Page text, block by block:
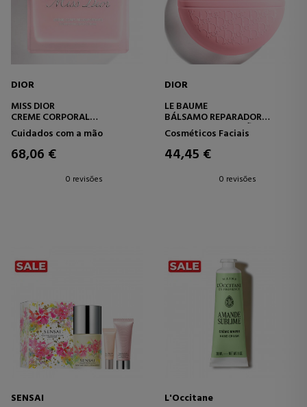
DIOR
MISS DIOR
CREME CORPORAL
CONFORTANTE
Cuidados com a mão
68,06 €
0 revisões
DIOR
LE BAUME
BÁLSAMO REPARADOR
MULTIUSO PARA MÃOS,
LÁBIOS E CORPO.
Cosméticos Faciais
44,45 €
0 revisões
SENSAI
L'Occitane